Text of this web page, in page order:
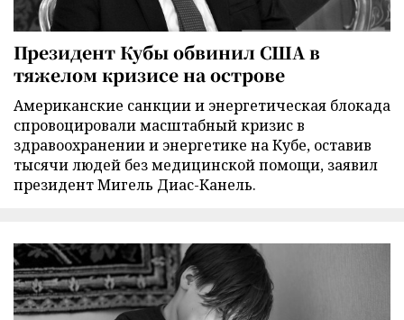
Президент Кубы обвинил США в
тяжелом кризисе на острове
Американские санкции и энергетическая блокада
спровоцировали масштабный кризис в
здравоохранении и энергетике на Кубе, оставив
тысячи людей без медицинской помощи, заявил
президент Мигель Диас-Канель.